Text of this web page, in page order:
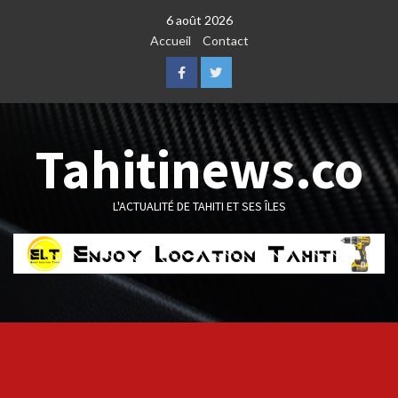
6 août 2026
Accueil
Contact
FacebookTwitter
Tahitinews.co
L'ACTUALITÉ DE TAHITI ET SES ÎLES